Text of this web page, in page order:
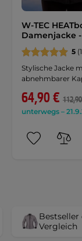
W-TEC
Damenjacke
5
Stylische Jacke
abnehmbarer
64,90 €
unterwegs –
Bestseller
Vergleich